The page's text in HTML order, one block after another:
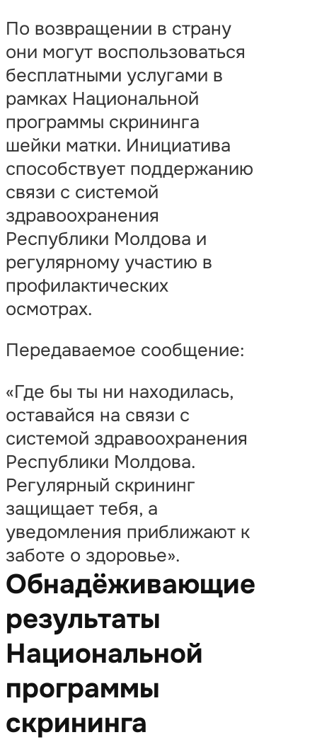
По возвращении в страну
они могут воспользоваться
бесплатными услугами в
рамках Национальной
программы скрининга
шейки матки. Инициатива
способствует поддержанию
связи с системой
здравоохранения
Республики Молдова и
регулярному участию в
профилактических
осмотрах.
Передаваемое сообщение:
«Где бы ты ни находилась,
оставайся на связи с
системой здравоохранения
Республики Молдова.
Регулярный скрининг
защищает тебя, а
уведомления приближают к
заботе о здоровье».
Обнадёживающие
результаты
Национальной
программы
скрининга